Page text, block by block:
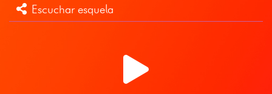
Escuchar esquela